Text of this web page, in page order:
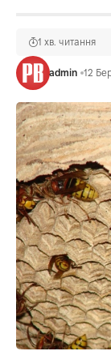
admin 12
1 хв. читання